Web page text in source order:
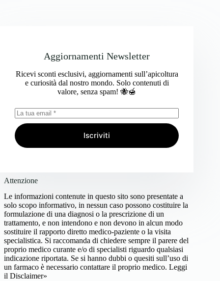
Aggiornamenti Newsletter
Ricevi sconti esclusivi, aggiornamenti sull’apicoltura
e curiosità dal nostro mondo. Solo contenuti di
valore, senza spam! 🐝🍯
Iscriviti
Attenzione
Le informazioni contenute in questo sito sono presentate a
solo scopo informativo, in nessun caso possono costituire la
formulazione di una diagnosi o la prescrizione di un
trattamento, e non intendono e non devono in alcun modo
sostituire il rapporto diretto medico-paziente o la visita
specialistica. Si raccomanda di chiedere sempre il parere del
proprio medico curante e/o di specialisti riguardo qualsiasi
indicazione riportata. Se si hanno dubbi o quesiti sull’uso di
un farmaco è necessario contattare il proprio medico. Leggi
il Disclaimer»